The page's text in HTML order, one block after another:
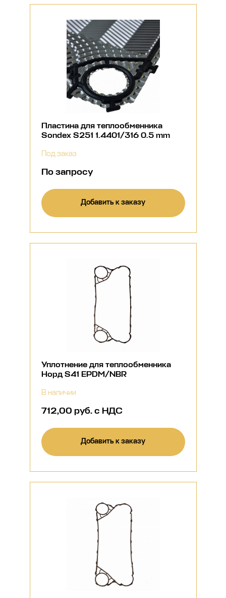
Пластина для теплообменника
Sondex S251 1.4401/316 0.5 mm
Под заказ
По запросу
Добавить к заказу
Уплотнение для теплообменника
Норд S41 EPDM/NBR
В наличии
712,00 руб. с НДС
Добавить к заказу